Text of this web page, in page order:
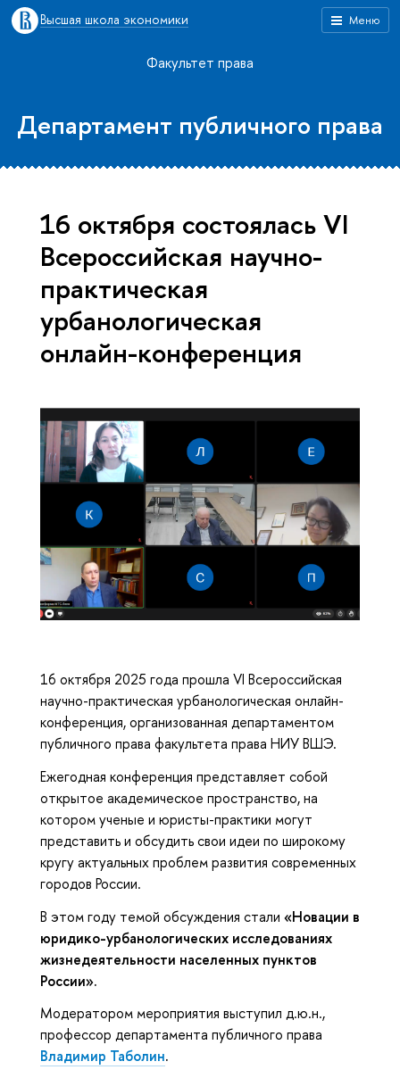
Меню
Высшая школа экономики
Факультет права
Департамент публичного права
16 октября состоялась VI
Всероссийская научно-
практическая
урбанологическая
онлайн-конференция
16 октября 2025 года прошла VI Всероссийская
научно-практическая урбанологическая онлайн-
конференция, организованная департаментом
публичного права факультета права НИУ ВШЭ.
Ежегодная конференция представляет собой
открытое академическое пространство, на
котором ученые и юристы-практики могут
представить и обсудить свои идеи по широкому
кругу актуальных проблем развития современных
городов России.
В этом году темой обсуждения стали «Новации в
юридико-урбанологических исследованиях
жизнедеятельности населенных пунктов
России».
Модератором мероприятия выступил д.ю.н.,
профессор департамента публичного права
Владимир Таболин.